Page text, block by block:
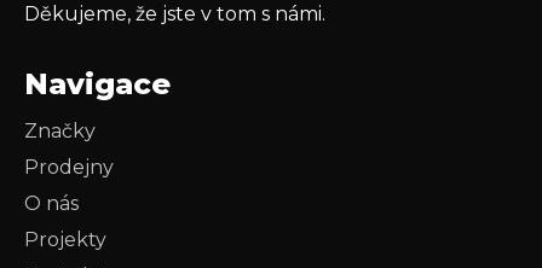
Děkujeme, že jste v tom s námi.
Navigace
Značky
Prodejny
O nás
Projekty